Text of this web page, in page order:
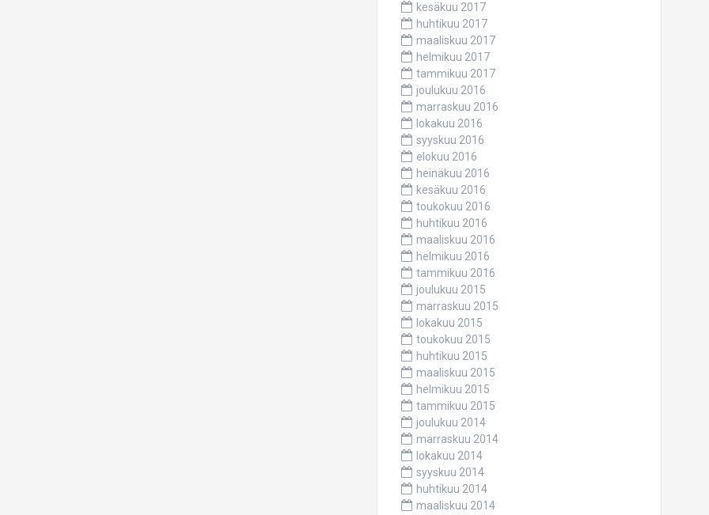
kesäkuu 2017
huhtikuu 2017
maaliskuu 2017
helmikuu 2017
tammikuu 2017
joulukuu 2016
marraskuu 2016
lokakuu 2016
syyskuu 2016
elokuu 2016
heinäkuu 2016
kesäkuu 2016
toukokuu 2016
huhtikuu 2016
maaliskuu 2016
helmikuu 2016
tammikuu 2016
joulukuu 2015
marraskuu 2015
lokakuu 2015
toukokuu 2015
huhtikuu 2015
maaliskuu 2015
helmikuu 2015
tammikuu 2015
joulukuu 2014
marraskuu 2014
lokakuu 2014
syyskuu 2014
huhtikuu 2014
maaliskuu 2014